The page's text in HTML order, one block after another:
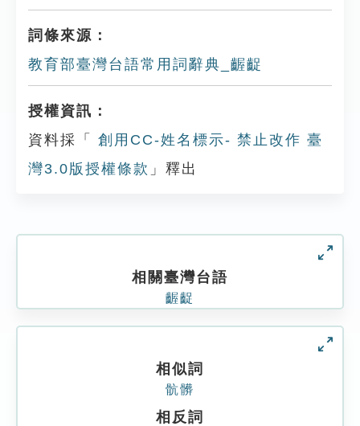
詞條來源：
教育部臺灣台語常用詞辭典_齷齪
授權資訊：
資料採「
創用CC-姓名標示- 禁止改作 臺
灣3.0版授權條款 」釋出
相關臺灣台語
齷齪
相似詞
骯髒
相反詞